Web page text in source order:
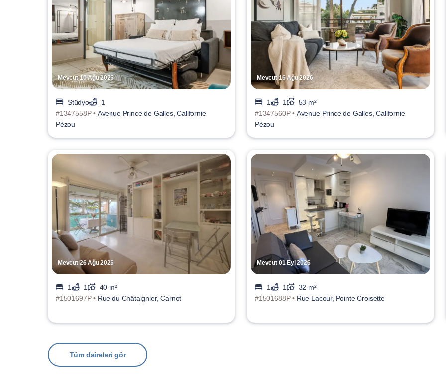
Mevcut 10 Ağu 2026
Stüdyo
1
#1347558P • Avenue Prince de Galles, Californie
Pézou
Mevcut 16 Ağu 2026
1 1
53 m²
#1347560P • Avenue Prince de Galles, Californie
Pézou
Mevcut 26 Ağu 2026
1 1
40 m²
#1501697P • Rue du Châtaignier, Carnot
Mevcut 01 Eyl 2026
1 1
32 m²
#1501688P • Rue Lacour, Pointe Croisette
Tüm daireleri gör